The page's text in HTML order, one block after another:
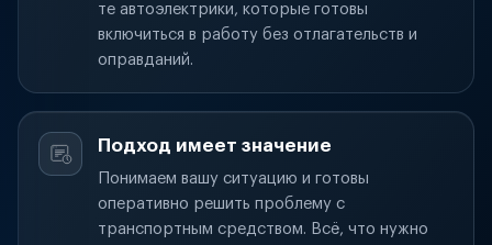
те автоэлектрики, которые готовы
включиться в работу без отлагательств и
оправданий.
Подход имеет значение
Понимаем вашу ситуацию и готовы
оперативно решить проблему с
транспортным средством. Всё, что нужно